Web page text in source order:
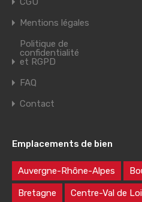
Mentions légales
Politique de
confidentialité
et RGPD
FAQ
Contact
Emplacements de bien
Auvergne-Rhône-Alpes
Bretagne Centre-Val de